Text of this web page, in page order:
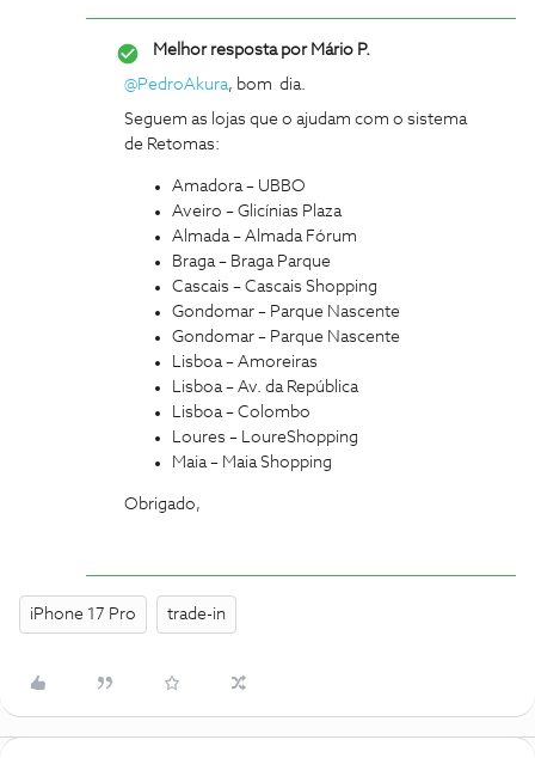
Melhor resposta porMário P.
@PedroAkura, bom dia.
Seguem as lojas que o ajudam com o sistema
de Retomas:
Amadora – UBBO
Aveiro – Glicínias Plaza
Almada – Almada Fórum
Braga – Braga Parque
Cascais – Cascais Shopping
Gondomar – Parque Nascente
Gondomar – Parque Nascente
Lisboa – Amoreiras
Lisboa – Av. da República
Lisboa – Colombo
Loures – LoureShopping
Maia – Maia Shopping
Obrigado,
iPhone 17 Pro trade-in